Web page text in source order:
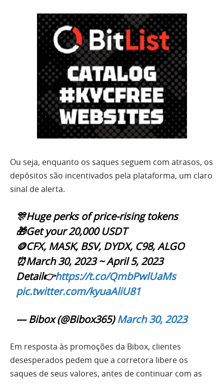
Ou seja, enquanto os saques seguem com atrasos, os
depósitos são incentivados pela plataforma, um claro
sinal de alerta.
🎊Huge perks of price-rising tokens
🎁Get your 20,000 USDT
🪙CFX, MASK, BSV, DYDX, C98, ALGO
⏰March 30, 2023 ~ April 5, 2023
Detail👉https://t.co/QmbPwlUaMs
pic.twitter.com/kyuaAliU81
— Bibox (@Bibox365)March 30, 2023
Em resposta às promoções da Bibox, clientes
desesperados pedem que a corretora libere os
saques de seus valores, antes de continuar com as